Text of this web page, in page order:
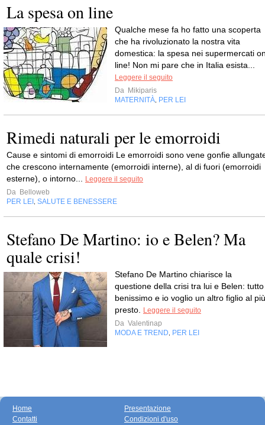
La spesa on line
Qualche mese fa ho fatto una scoperta
che ha rivoluzionato la nostra vita
domestica: la spesa nei supermercati
line! Non mi pare che in Italia esista...
Leggere il seguito
Da Mikiparis
MATERNITÀ, PER LEI
Rimedi naturali per le emorroidi
Cause e sintomi di emorroidi Le emorroidi sono vene gonfie
che crescono internamente (emorroidi interne), al di fuori (emorroidi
esterne), o intorno... Leggere il seguito
Da Belloweb
PER LEI , SALUTE E BENESSERE
Stefano De Martino: io e Belen? Ma
quale crisi!
Stefano De Martino chiarisce la
questione della crisi tra lui e Belen: tutto
benissimo e io voglio un altro figlio al più
presto. Leggere il seguito
Da Valentinap
MODA E TREND, PER LEI
Home
Contatti
Presentazione
Condizioni d'uso